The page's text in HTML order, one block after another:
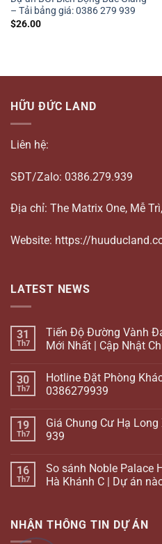
– Tải bảng giá: 0386 279 939
$26.00
HỮU ĐỨC LAND
Liên hệ:
SĐT/Zalo: 0386.279.939
Địa chỉ: The Matrix One, Mễ
Website: https://
LATEST NEWS
31
Th7
Tiến Độ Đường Vành
Mới Nhất | Cập Nhật
30
Th7
Hotline Đặt Phòng
0386279939
19
Th7
Giá Chung Cư Hạ
939
16
Th7
So sánh Noble Palace
Hà Khánh C | Dự án
NHẬN THÔNG TIN DỰ ÁN